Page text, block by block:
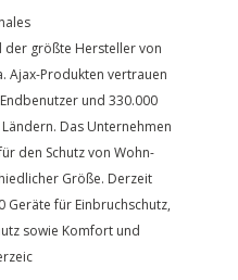
der größte Hersteller von
Ajax-Produkten vertrauen
und 330.000
Das Unternehmen
den Schutz von Wohn-
Größe. Derzeit
Geräte für Einbruchschutz,
sowie Komfort und